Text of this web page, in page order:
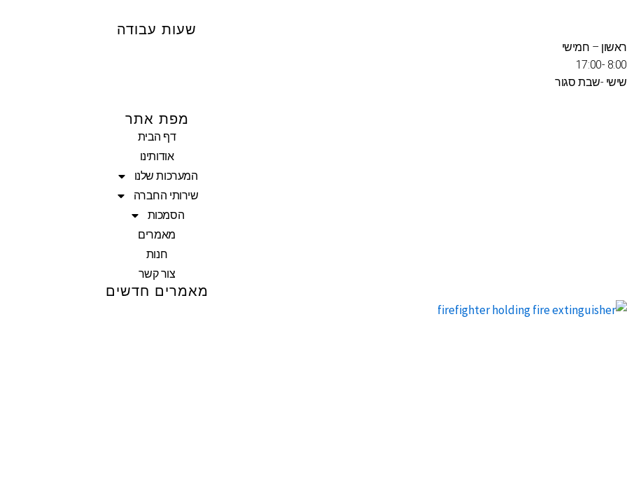
שעות עבודה
ראשון – חמישי
8:00 -17:00
שישי -שבת סגור
מפת אתר
דף הבית
אודותינו
המערכות שלנו
שירותי החברה
הסמכות
מאמרים
חנות
צור קשר
מאמרים חדשים